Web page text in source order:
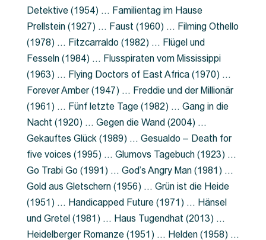
Detektive (1954) … Familientag im Hause
Prellstein (1927) … Faust (1960) … Filming Othello
(1978) … Fitzcarraldo (1982) … Flügel und
Fesseln (1984) … Flusspiraten vom Mississippi
(1963) … Flying Doctors of East Africa (1970) …
Forever Amber (1947) … Freddie und der Millionär
(1961) … Fünf letzte Tage (1982) … Gang in die
Nacht (1920) … Gegen die Wand (2004) …
Gekauftes Glück (1989) … Gesualdo – Death for
five voices (1995) … Glumovs Tagebuch (1923) …
Go Trabi Go (1991) … God’s Angry Man (1981) …
Gold aus Gletschern (1956) … Grün ist die Heide
(1951) … Handicapped Future (1971) … Hänsel
und Gretel (1981) … Haus Tugendhat (2013) …
Heidelberger Romanze (1951) … Helden (1958) …